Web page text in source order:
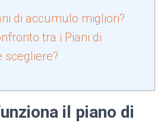
di accumulo migliori?
tra i Piani di
scegliere?
il piano di